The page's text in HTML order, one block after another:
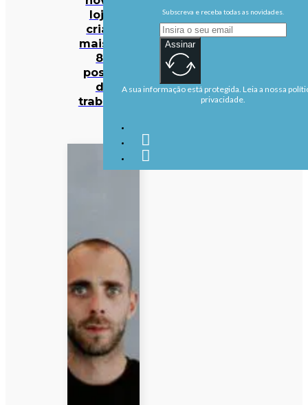
lojas
criam
mais de
80
postos
de
trabalho
Subscreva e receba todas as novidades.
Assinar
A sua informação está protegida. Leia a nossa
privacidade.